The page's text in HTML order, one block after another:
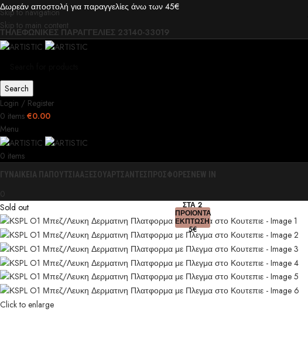
Skip to navigation
Skip to main content
Δωρεάν αποστολή για παραγγελίες άνω των 45€
ΤΗΛΕΦΩΝΙΚΕΣ ΠΑΡΑΓΓΕΛΙΕΣ 23140-33019
Search
Login / Register
0 items €0.00
Menu
0 items
ΓΥΝΑΙΚΕΙΑ ΠΑΠΟΥΤΣΙΑΑΞΕΣΟΥΑΡΤΣΑΝΤΕΣ ΠΡΟΣΦΟΡΕΣ NEW IN
0
Sold out
ΣΤΑ 2
ΠΡΟΙΟΝΤΑ
ΕΚΠΤΩΣΗ
5€
Click to enlarge